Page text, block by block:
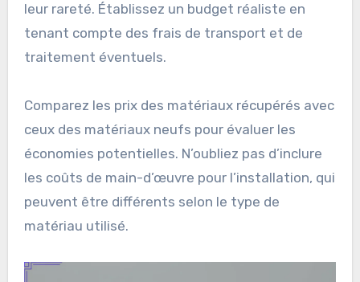
leur rareté. Établissez un budget réaliste en
tenant compte des frais de transport et de
traitement éventuels.
Comparez les prix des matériaux récupérés avec
ceux des matériaux neufs pour évaluer les
économies potentielles. N’oubliez pas d’inclure
les coûts de main-d’œuvre pour l’installation, qui
peuvent être différents selon le type de
matériau utilisé.